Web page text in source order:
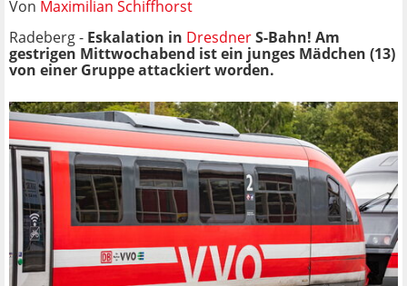
Von Maximilian Schiffhorst
Radeberg - Eskalation in DresdnerS-Bahn! Am
gestrigen Mittwochabend ist ein junges Mädchen (13)
von einer Gruppe attackiert worden.